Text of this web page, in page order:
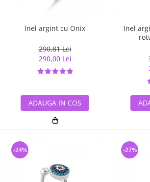
Inel argint cu Onix
290,81 Lei
290,00 Lei
ADAUGA IN COS
Inel
-24% -27%